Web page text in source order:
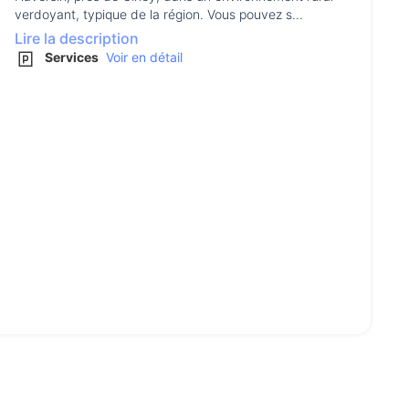
verdoyant, typique de la région. Vous pouvez s...
Lire la description
Services Voir en détail